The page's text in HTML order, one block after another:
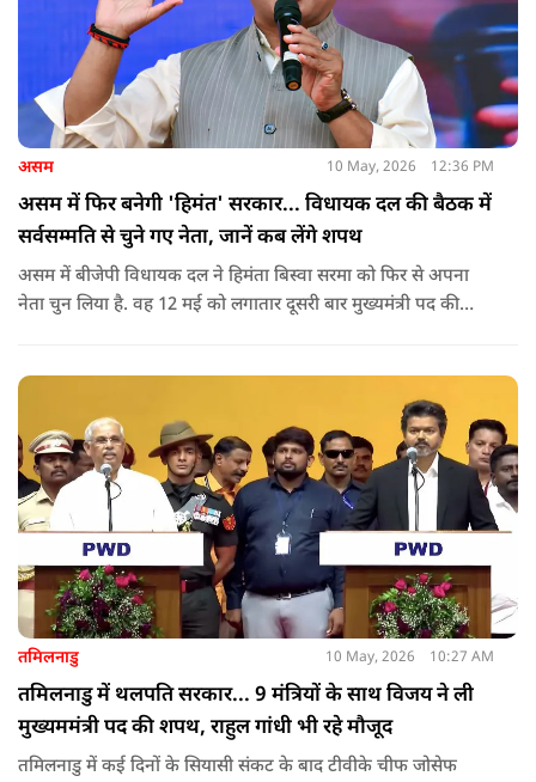
असम 10 May, 2026 12:36 PM
असम में फिर बनेगी 'हिमंत' सरकार... विधायक दल की बैठक में
सर्वसम्मति से चुने गए नेता, जानें कब लेंगे शपथ
असम में बीजेपी विधायक दल ने हिमंता बिस्वा सरमा को फिर से अपना
नेता चुन लिया है. वह 12 मई को लगातार दूसरी बार मुख्यमंत्री पद की
तमिलनाडु 10 May, 2026 10:27 AM
तमिलनाडु में थलपति सरकार... 9 मंत्रियों के साथ विजय ने ली
मुख्यममंत्री पद की शपथ, राहुल गांधी भी रहे मौजूद
तमिलनाडु में कई दिनों के सियासी संकट के बाद टीवीके चीफ जोसेफ